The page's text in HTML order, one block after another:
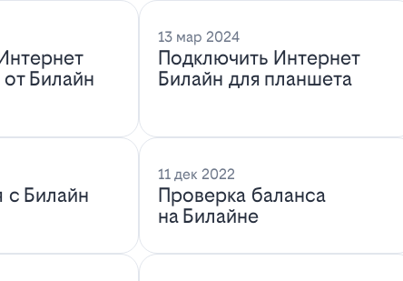
Билайн
13 мар 2024
Подключить Интернет
Билайн для планшета
с Билайн
11 дек 2022
Проверка баланса
на Билайне